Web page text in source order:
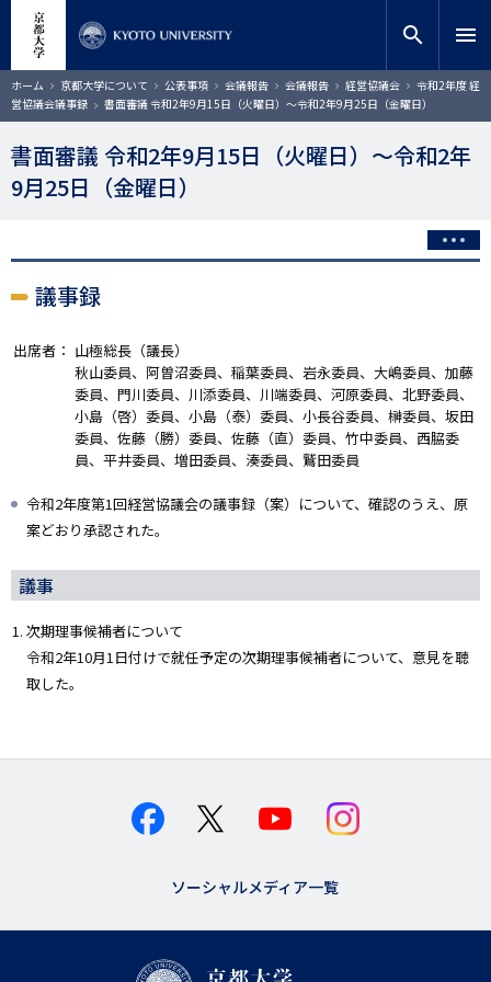
コ
ン
テ
ン
ツ
に
サイト内検索
検索
search menu
ホーム 京都大学について 公表事項 会議報告 会議報告 経営協議会
令和2年度 経
営協議会議事録
書面審議 令和2年9月15日（火曜日）～令和2年9月25日（金曜日）
書面審議 令和2年9月15日（火曜日）～令和2年
9月25日（金曜日）
議事録
出席者： 山極総長（議長）
秋山委員、阿曽沼委員、稲葉委員、岩永委員、大嶋委員、加藤
委員、門川委員、川添委員、川端委員、河原委員、北野委員、
小島（啓）委員、小島（泰）委員、小長谷委員、榊委員、坂田
委員、佐藤（勝）委員、佐藤（直）委員、竹中委員、西脇委
員、平井委員、増田委員、湊委員、鷲田委員
令和2年度第1回経営協議会の議事録（案）について、確認のうえ、原
案どおり承認された。
議事
次期理事候補者について
令和2年10月1日付けで就任予定の次期理事候補者について、意見を聴
取した。
ソーシャルメディア一覧